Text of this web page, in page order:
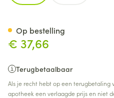
€ 37,66
Terugbetaalbaar
Als je recht hebt op een
apotheek een verlaagde prijs en niet
Op bestelling